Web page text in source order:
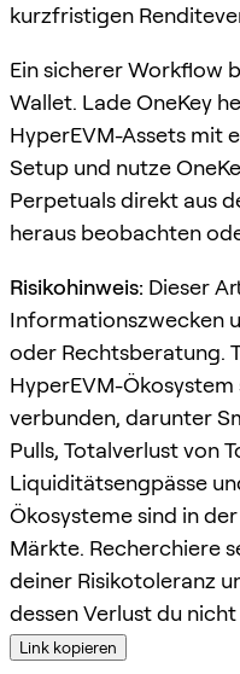
kurzfristigen
Ein sicherer Workflow
Wallet. Lade OneKey
HyperEVM-Assets mit
Setup und nutze
Perpetuals direkt aus
heraus beobachten
Risikohinweis: Dieser
Informationszwecken
oder Rechtsberatung.
HyperEVM-
verbunden, darunter
Pulls, Totalverlust von
Liquiditätsengpässe
Ökosysteme sind in
Märkte. Recherchiere
deiner Risikotoleranz
dessen Verlust du
Link kopieren